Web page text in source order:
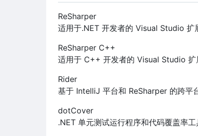
ReSharper
适用于.NET 开发者的 Visual Studio 扩
ReSharper C++
适用于 C++ 开发者的 Visual Studio 扩
Rider
基于 IntelliJ 平台和 ReSharper 的跨平
dotCover
.NET 单元测试运行程序和代码覆盖率